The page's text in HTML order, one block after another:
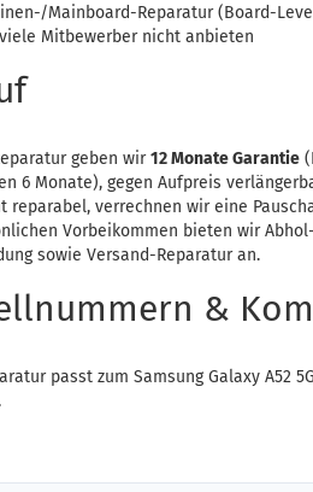
Mainboard-Reparatur (Board-
Mitbewerber nicht anbieten
geben wir12 Monate Garantie
6 Monate), gegen Aufpreis
reparabel, verrechnen wir eine
Vorbeikommen bieten wir
sowie Versand-Reparatur an.
&
passt zum Samsung Galaxy A52